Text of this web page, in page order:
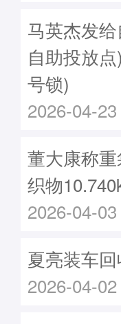
马英杰发
自助投放
号锁)
2026-04-
董大康称
织物
2026-04-
夏亮装车
2026-04-